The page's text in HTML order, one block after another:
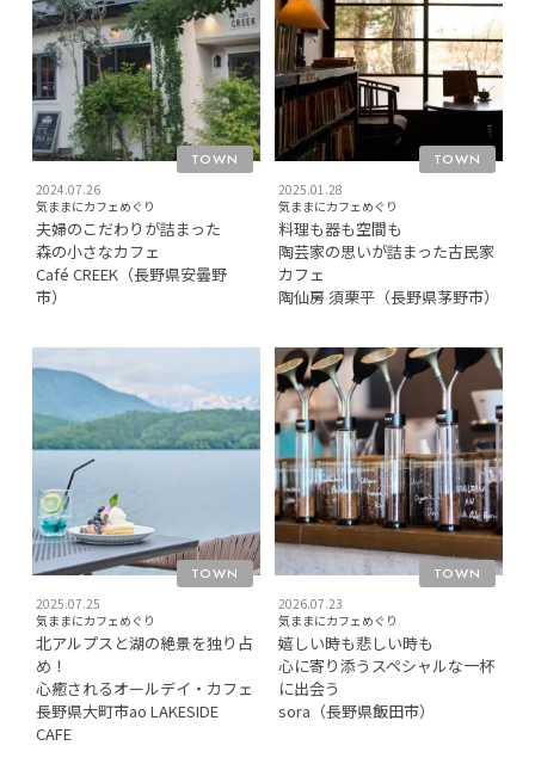
2024.07.26
TOWN
気ままにカフェめぐり
夫婦のこだわりが詰まった
森の小さなカフェ
Café CREEK（長野県安曇野
市）
2025.01.28
TOWN
気ままにカフェめぐり
料理も器も空間も
陶芸家の思いが詰まった古民家
カフェ
陶仙房 須栗平（長野県茅野市）
2025.07.25
TOWN
気ままにカフェめぐり
北アルプスと湖の絶景を独り占
め！
心癒されるオールデイ・カフェ
長野県大町市ao LAKESIDE
CAFE
2026.07.23
TOWN
気ままにカフェめぐり
嬉しい時も悲しい時も
心に寄り添うスペシャルな一杯
に出会う
sora（長野県飯田市）